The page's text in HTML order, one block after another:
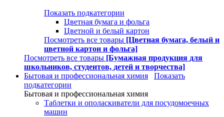
Показать подкатегории
Цветная бумага и фольга
Цветной и белый картон
Посмотреть все товары [Цветная бумага, белый и
цветной картон и фольга]
Посмотреть все товары [Бумажная продукция для
школьников, студентов, детей и творчества]
Бытовая и профессиональная химия
Показать
подкатегории
Бытовая и профессиональная химия
Таблетки и ополаскиватели для посудомоечных
машин